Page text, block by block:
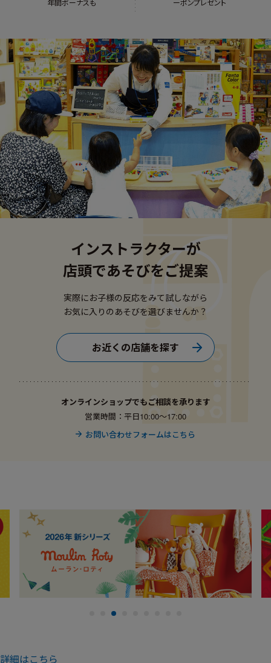
年間ボーナスも
ーポンプレゼント
インストラクターが
店頭であそびをご提案
実際にお子様の反応をみて試しながら
お気に入りのあそびを選びませんか？
お近くの店舗を探す
オンラインショップでもご相談を承ります
営業時間：平日10:00〜17:00
お問い合わせフォームはこちら
詳細はこちら